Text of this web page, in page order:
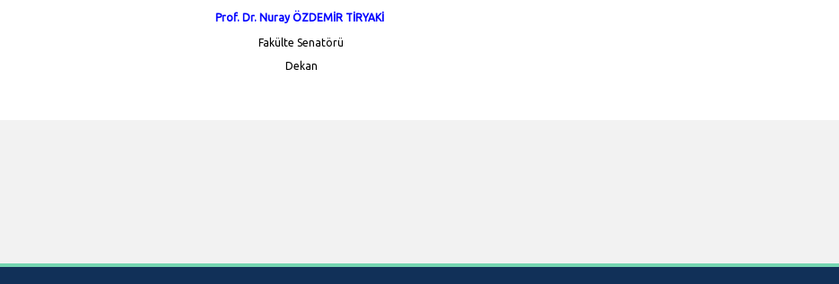
Prof. Dr. Nuray ÖZDEMİR TİRYAKİ
Fakülte Senatörü
Dekan